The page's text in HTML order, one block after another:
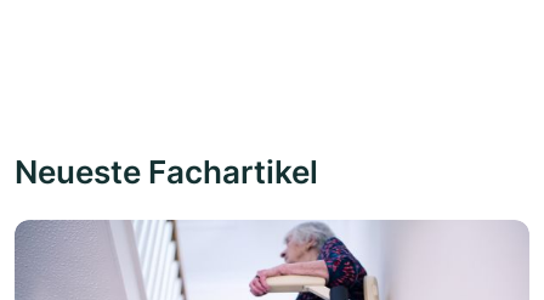
Neueste Fachartikel